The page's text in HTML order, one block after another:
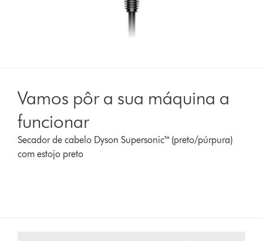
Vamos pôr a sua máquina a
funcionar
Secador de cabelo Dyson Supersonic™ (preto/púrpura)
com estojo preto